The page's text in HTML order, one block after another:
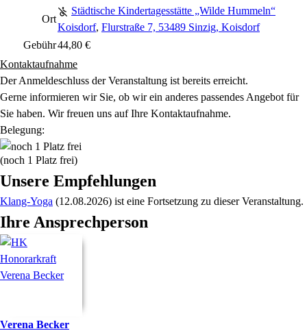
Ort
Städtische Kindertagesstätte „Wilde Hummeln“
Koisdorf, Flurstraße 7, 53489 Sinzig, Koisdorf
Gebühr44,80 €
Kontaktaufnahme
Der Anmeldeschluss der Veranstaltung ist bereits erreicht.
Gerne informieren wir Sie, ob wir ein anderes passendes Angebot für
Sie haben. Wir freuen uns auf Ihre Kontaktaufnahme.
Belegung:
(noch 1 Platz frei)
Unsere Empfehlungen
Klang-Yoga (12.08.2026) ist eine Fortsetzung zu dieser Veranstaltung.
Ihre Ansprechperson
Verena Becker